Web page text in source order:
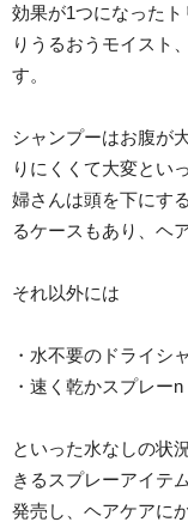
効果が1つになった
りうるおうモイスト
す。
シャンプーはお腹が
りにくくて大変とい
婦さんは頭を下にす
るケースもあり、ヘ
それ以外には
・水不要のドライシ
・速く乾かスプレーn
といった水なしの状
きるスプレーアイテ
発売し、ヘアケアに